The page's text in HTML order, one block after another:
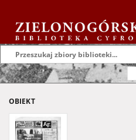
OBIEKT